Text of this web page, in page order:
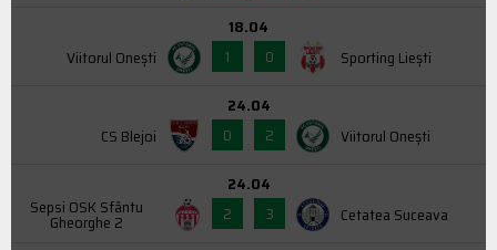
Viitorul Onești
18.04
1
0 Sporting Liești
CS Blejoi
24.04
0
2 Viitorul Onești
Sepsi OSK Sfântu
Gheorghe 2
24.04
2
3 Cetatea Suceava